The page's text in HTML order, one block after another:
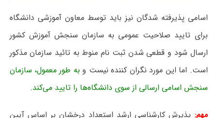
اسامی پذیرفته شدگان نیز باید توسط معاون آموزشی دانشگاه
برای تایید صلاحیت عمومی به سازمان سنجش آموزش کشور
ارسال شود و قطعی شدن ثبت نام منوط به تائید سازمان مذکور
است. اما این مورد نگران کننده نیست و به طور معمول، سازمان
سنجش اسامی ارسالی از سوی دانشگاه‌ها را تایید می‌کند.
مهم: پذیرش کارشناسی ارشد استعداد درخشان بر اساس آیین